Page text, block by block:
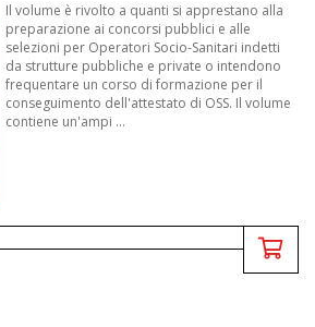
Il volume è rivolto a quanti si apprestano alla
preparazione ai concorsi pubblici e alle
selezioni per Operatori Socio-Sanitari indetti
da strutture pubbliche e private o intendono
frequentare un corso di formazione per il
conseguimento dell'attestato di OSS. Il volume
contiene un'ampi ...